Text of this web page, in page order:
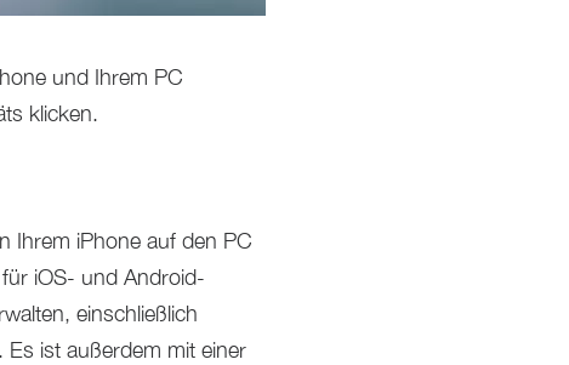
und Ihrem PC
klicken.
Ihrem iPhone auf den PC
iOS- und Android-
einschließlich
ist außerdem mit einer